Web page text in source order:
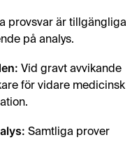
provsvar är tillgängliga
på analys.
Vid gravt avvikande
för vidare medicinsk
Samtliga prover